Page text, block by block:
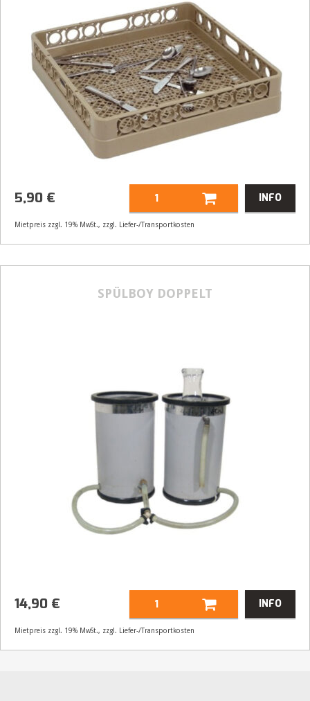
Artikelnummer
61392
Größenangabe:
(H | B) 50 | 50 cm
5,90 € INFO
Mietpreis zzgl. 19% MwSt., zzgl. Liefer-/Transportkosten
SPÜLBOY DOPPELT
Artikelnummer 64115
14,90 € INFO
Mietpreis zzgl. 19% MwSt., zzgl. Liefer-/Transportkosten